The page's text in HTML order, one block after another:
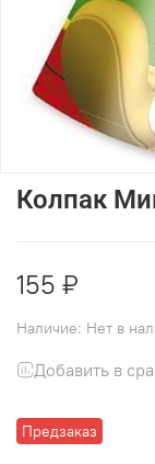
Наличие: Нет в
Предзаказ
Колпак
155 ₽
Добавить в